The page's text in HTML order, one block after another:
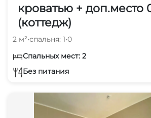
кроватью + доп.место
(коттедж)
2 м²•спальня: 1•0
Спальных мест: 2
Без питания